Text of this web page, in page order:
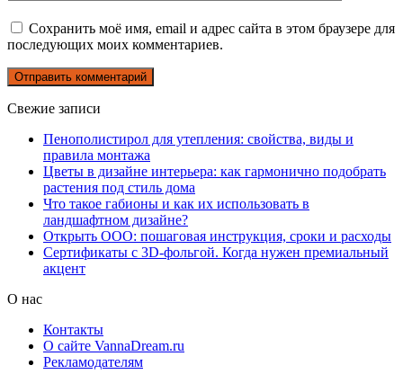
Сохранить моё имя, email и адрес сайта в этом браузере для
последующих моих комментариев.
Свежие записи
Пенополистирол для утепления: свойства, виды и
правила монтажа
Цветы в дизайне интерьера: как гармонично подобрать
растения под стиль дома
Что такое габионы и как их использовать в
ландшафтном дизайне?
Открыть ООО: пошаговая инструкция, сроки и расходы
Сертификаты с 3D-фольгой. Когда нужен премиальный
акцент
О нас
Контакты
О сайте VannaDream.ru
Рекламодателям